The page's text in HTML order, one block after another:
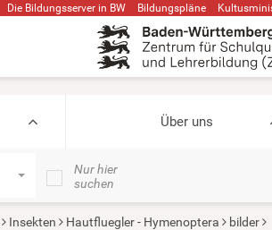
Die Bildungsserver in BW Bildungspläne
Über uns
Nur hier
suchen
Insekten Hautfluegler - Hymenoptera
bilder